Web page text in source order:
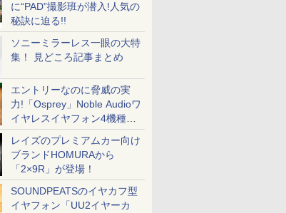
に“PAD”撮影班が潜入!人気の
秘訣に迫る!!
ソニーミラーレス一眼の大特
集！ 見どころ記事まとめ
エントリーなのに脅威の実
力!「Osprey」Noble Audioワ
イヤレスイヤフォン4機種を
一気に聴く
レイズのプレミアムカー向け
ブランドHOMURAから
「2×9R」が登場！
SOUNDPEATSのイヤカフ型
イヤフォン「UU2イヤーカ